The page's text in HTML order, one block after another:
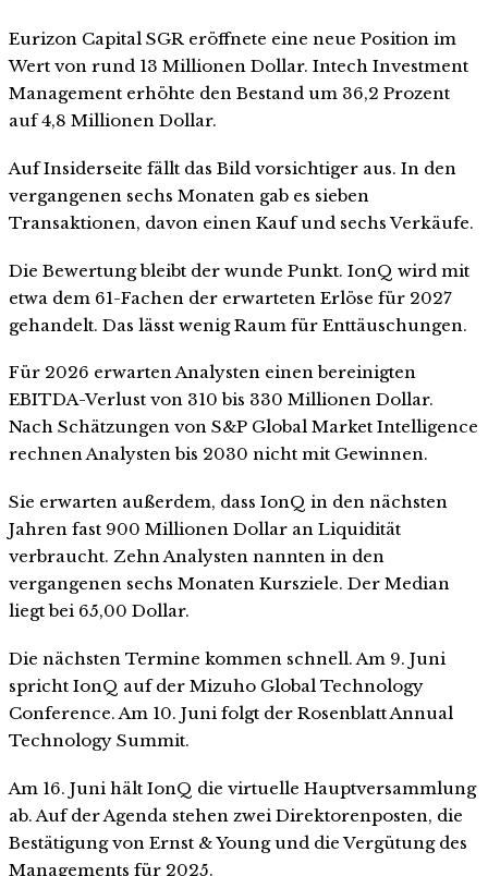
Eurizon Capital SGR eröffnete eine neue Position im
Wert von rund 13 Millionen Dollar. Intech Investment
Management erhöhte den Bestand um 36,2 Prozent
auf 4,8 Millionen Dollar.
Auf Insiderseite fällt das Bild vorsichtiger aus. In den
vergangenen sechs Monaten gab es sieben
Transaktionen, davon einen Kauf und sechs Verkäufe.
Die Bewertung bleibt der wunde Punkt. IonQ wird mit
etwa dem 61-Fachen der erwarteten Erlöse für 2027
gehandelt. Das lässt wenig Raum für Enttäuschungen.
Für 2026 erwarten Analysten einen bereinigten
EBITDA-Verlust von 310 bis 330 Millionen Dollar.
Nach Schätzungen von S&P Global Market Intelligence
rechnen Analysten bis 2030 nicht mit Gewinnen.
Sie erwarten außerdem, dass IonQ in den nächsten
Jahren fast 900 Millionen Dollar an Liquidität
verbraucht. Zehn Analysten nannten in den
vergangenen sechs Monaten Kursziele. Der Median
liegt bei 65,00 Dollar.
Die nächsten Termine kommen schnell. Am 9. Juni
spricht IonQ auf der Mizuho Global Technology
Conference. Am 10. Juni folgt der Rosenblatt Annual
Technology Summit.
Am 16. Juni hält IonQ die virtuelle Hauptversammlung
ab. Auf der Agenda stehen zwei Direktorenposten, die
Bestätigung von Ernst & Young und die Vergütung des
Managements für 2025.